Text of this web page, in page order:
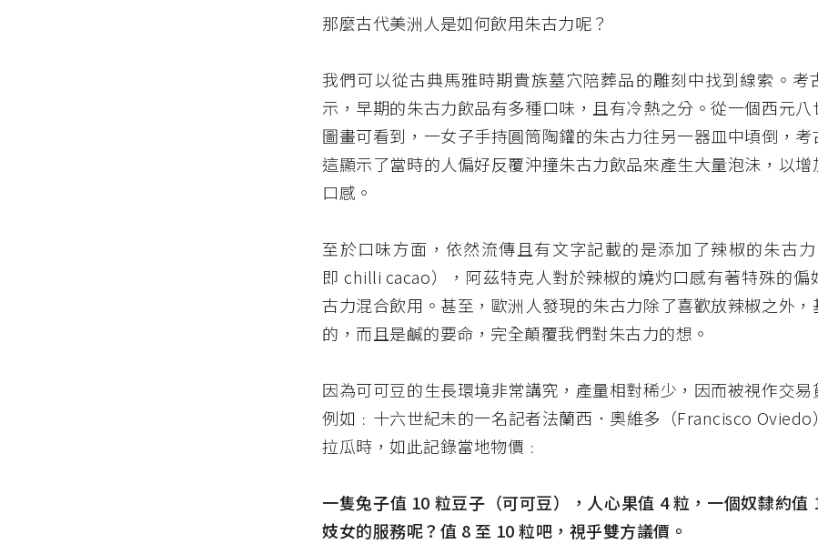
那麼古代美洲人是如何飲用朱古力呢？
我們可以從古典馬雅時期貴族墓穴陪葬品的雕刻中找到線索。 考
示，早期的朱古力飲品有多種口味，且有冷熱之分。從一個西元八
圖畫可看到，一女子手持圓筒陶鑵的朱古力往另一器皿中頃倒， 考
這顯示了當時的人偏好反覆沖撞朱古力飲品來產生大量泡沬，以增
口感。
至於口味方面，依然流傳且有文字記載的是添加了辣椒的朱古
即 chilli cacao）
，阿茲特克人對於辣椒的燒灼口感有著特殊的偏
古力混合飲用。甚至，歐洲人發現的朱古力除了喜歡放辣椒之外，
的，而且是鹹的要命，完全顛覆我們對朱古力的想。
因為可可豆的生長環境非常講究，產量相對稀少，因而被視作交易
例如﹕十六世紀未的一名記者法蘭西．奧維多（Francisco Oviedo）
拉瓜時，如此記錄當地物價﹕
一隻兔子值 10 粒豆子（可可豆）
，人心果值 4 粒，一個奴隸約值
妓女的服務呢？值 8 至 10 粒吧，視乎雙方議價。